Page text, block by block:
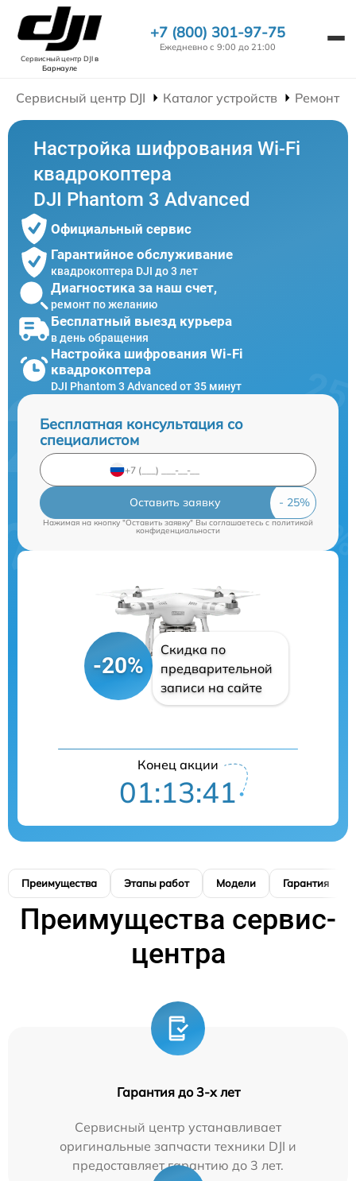
Сервисный центр DJIв
Барнауле
+7 (800) 301-97-75
Ежедневно с 9:00 до 21:00
Сервисный центр DJI Каталог устройств Ремонт
Настройка шифрования Wi-Fi
квадрокоптера
DJI Phantom 3 Advanced
Официальный сервис
Гарантийное обслуживание
квадрокоптера DJI до 3 лет
Диагностика за наш счет,
ремонт по желанию
Бесплатный выезд курьера
в день обращения
Настройка шифрования Wi-Fi
квадрокоптера
DJI Phantom 3 Advanced от 35 минут
Бесплатная консультация со
специалистом
Оставить заявку
Нажимая на кнопку "Оставить заявку" Вы соглашаетесь cполитикой
конфиденциальности
-20%
Скидка по
предварительной
записи на сайте
Конец акции
01:13:40
Преимущества Этапы работ Модели Гарантия
Преимущества сервис-
центра
Гарантия до 3-х лет
Сервисный центр устанавливает
оригинальные запчасти техники DJI и
предоставляет гарантию до 3 лет.